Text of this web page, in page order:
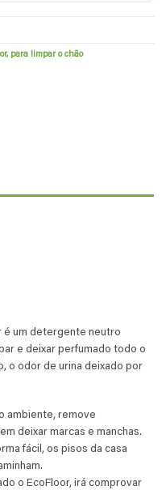
para limpar o chão
é um detergente neutro
e deixar perfumado todo o
o odor de urina deixado por
ambiente, remove
deixar marcas e manchas.
fácil, os pisos da casa
o EcoFloor, irá comprovar